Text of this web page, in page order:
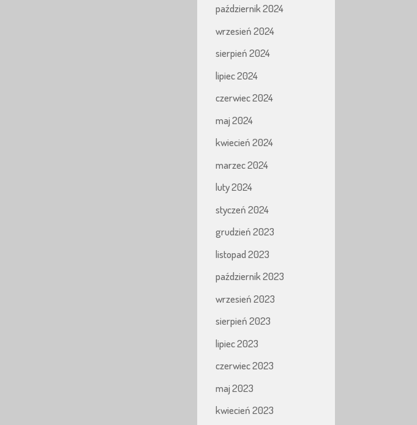
październik 2024
wrzesień 2024
sierpień 2024
lipiec 2024
czerwiec 2024
maj 2024
kwiecień 2024
marzec 2024
luty 2024
styczeń 2024
grudzień 2023
listopad 2023
październik 2023
wrzesień 2023
sierpień 2023
lipiec 2023
czerwiec 2023
maj 2023
kwiecień 2023